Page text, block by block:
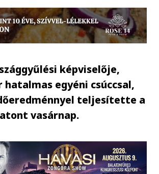
képviselője,
hatalmas egyéni csúccsal,
teljesítette a
vasárnap.